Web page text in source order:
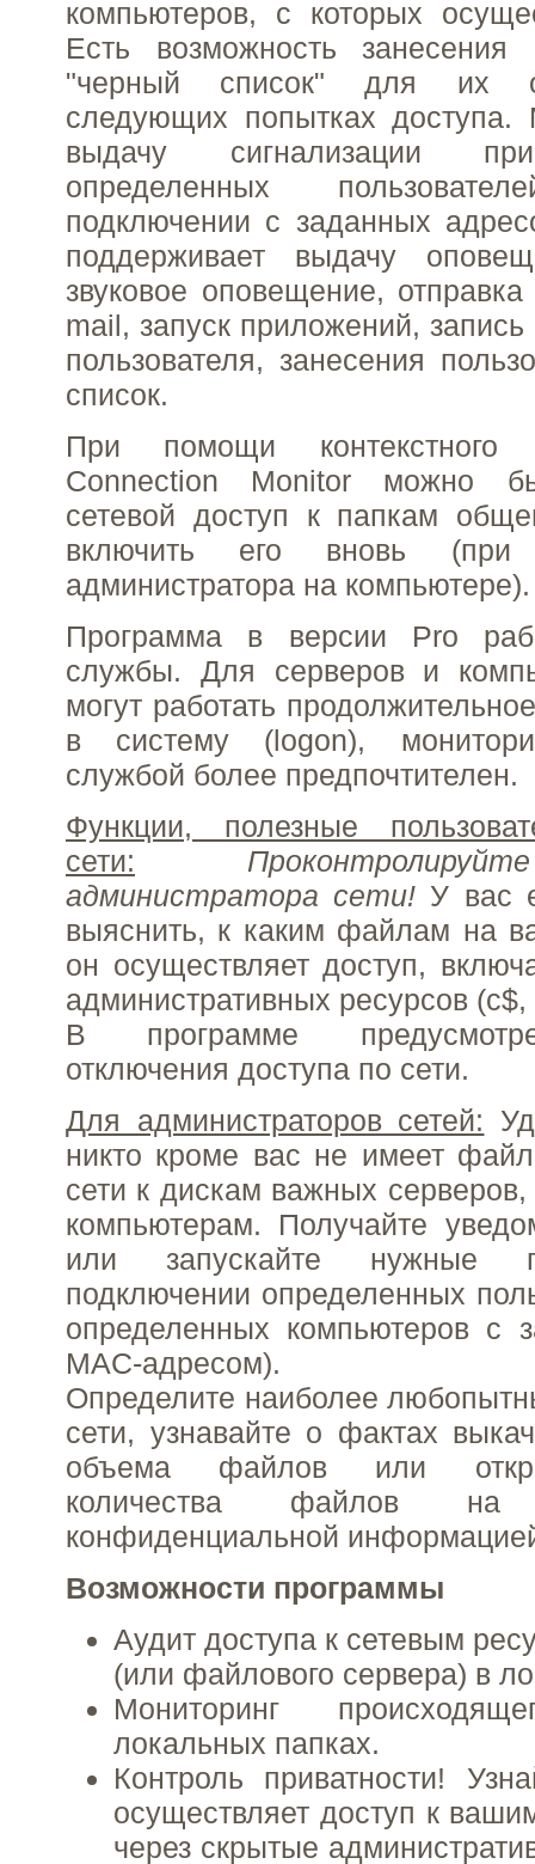
компьютеров, с которых
Есть возможность занесения
"черный список" для их
следующих попытках доступа.
выдачу сигнализации
определенных
подключении с заданных
поддерживает выдачу
звуковое оповещение,
mail, запуск приложений, запись
пользователя, занесения
список.
При помощи
Connection Monitor можно
сетевой доступ к папкам
включить его вновь (при
администратора на компьютере).
Программа в версии Pro
службы. Для серверов и
могут работать
в систему (logon),
службой более предпочтителен.
Функции, полезные
сети:
администратора сети! У вас
выяснить, к каким файлам на
он осуществляет доступ,
административных ресурсов
В программе
отключения доступа по сети.
Для администраторов сетей:
никто кроме вас не имеет
сети к дискам важных
компьютерам. Получайте
или запускайте нужные
подключении определенных
определенных компьютеров с
MAC-адресом).
Определите наиболее
сети, узнавайте о фактах
объема файлов или
количества файлов
конфиденциальной
Возможности программы
Аудит доступа к сетевым
(или файлового сервера) в
Мониторинг
локальных папках.
Контроль приватности!
осуществляет доступ к
через скрытые